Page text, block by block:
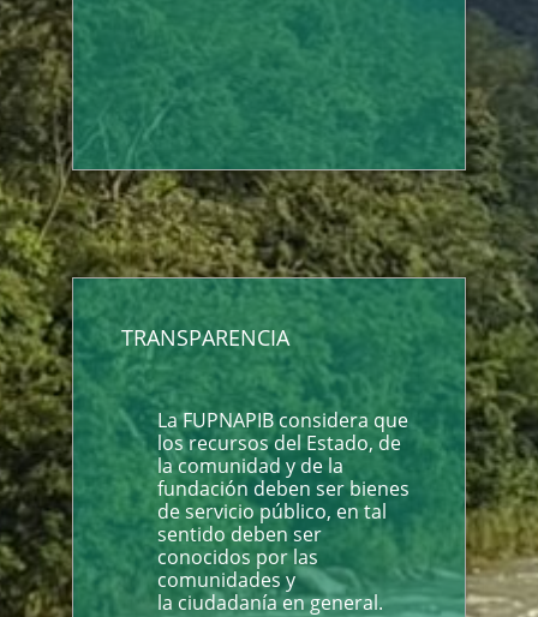
TRANSPARENCIA
La FUPNAPIB considera que
los recursos del Estado, de
la comunidad y de la
fundación deben ser bienes
de servicio público, en tal
sentido deben ser
conocidos por las
comunidades y
la ciudadanía en general.